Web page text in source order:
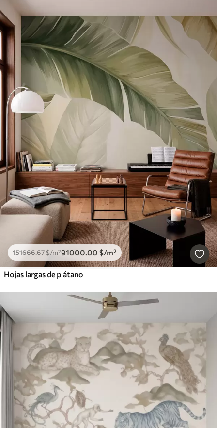
151666.67$/m²91000.00 $/m²
Hojas largas de plátano